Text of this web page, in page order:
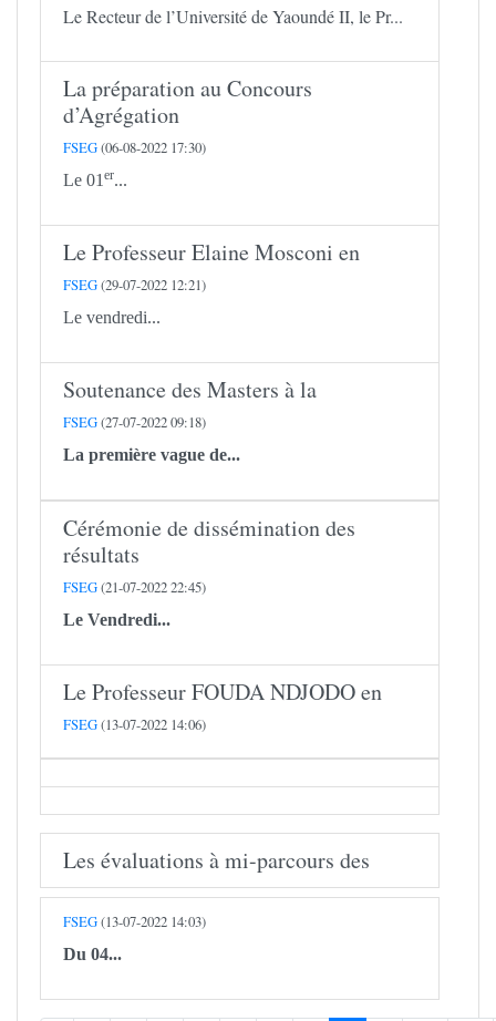
Le Recteur de l’Université de Yaoundé II, le Pr...
La préparation au Concours
d’Agrégation
FSEG(06-08-2022 17:30)
Le 01 er...
Le Professeur Elaine Mosconi en
FSEG(29-07-2022 12:21)
Le vendredi...
Soutenance des Masters à la
FSEG(27-07-2022 09:18)
La première vague de...
Cérémonie de dissémination des
résultats
FSEG(21-07-2022 22:45)
Le Vendredi...
Le Professeur FOUDA NDJODO en
FSEG(13-07-2022 14:06)
Les évaluations à mi-parcours des
FSEG(13-07-2022 14:03)
Du 04...